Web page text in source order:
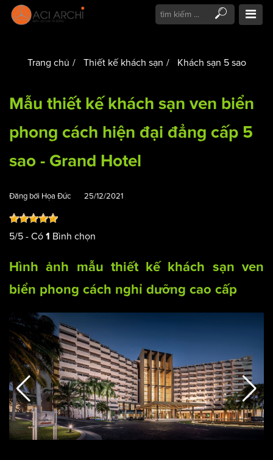
Trang chủ Thiết kế khách sạn Khách sạn 5 sao
Mẫu thiết kế khách sạn ven biển
phong cách hiện đại đẳng cấp 5
sao - Grand Hotel
Đăng bởi Họa Đức 25/12/2021
5/5 - Có 1 Bình chọn
Hình ảnh mẫu thiết kế khách sạn ven
biển phong cách nghỉ dưỡng cao cấp